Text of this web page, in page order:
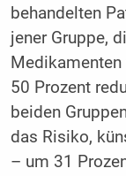
behandelten
jener Gruppe,
50 Prozent
beiden
das Risiko,
– um 31